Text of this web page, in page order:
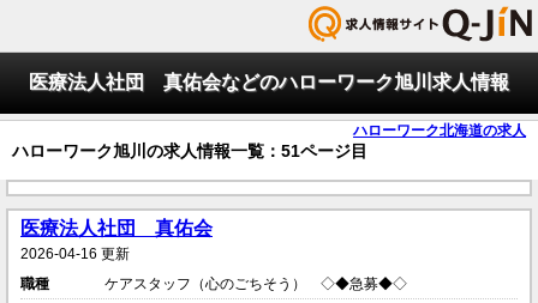
医療法人社団 真佑会などのハローワーク旭川求人情報
ハローワーク北海道の求人
ハローワーク旭川の求人情報一覧：51ページ目
医療法人社団 真佑会
2026-04-16 更新
職種
ケアスタッフ（心のごちそう） ◇◆急募◆◇